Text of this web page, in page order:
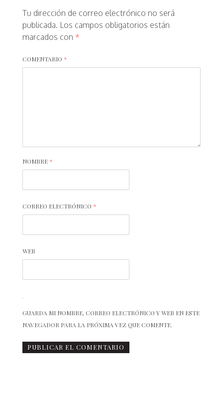
Tu dirección de correo electrónico no será
publicada. Los campos obligatorios están
marcados con *
COMENTARIO *
NOMBRE *
CORREO ELECTRÓNICO *
WEB
GUARDA MI NOMBRE, CORREO ELECTRÓNICO Y WEB EN ESTE
NAVEGADOR PARA LA PRÓXIMA VEZ QUE COMENTE.